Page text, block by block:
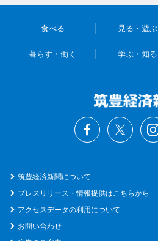
食べる 見る・遊ぶ
暮らす・働く 学ぶ・知る
筑豊経済新聞について
プレスリリース・情報提供はこちらから
アクセスデータの利用について
お問い合わせ